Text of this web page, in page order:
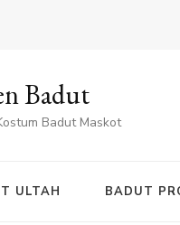
Badut
Badut Maskot
ULTAH BADUT